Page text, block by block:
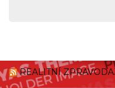
REALITNÍ